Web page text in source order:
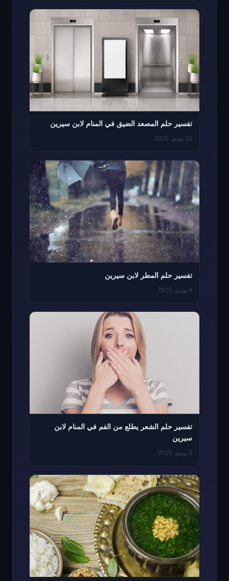
تفسير حلم المصعد الضيق في المنام لابن سيرين
10 يونيو، 2025
تفسير حلم المطر لابن سيرين
4 يونيو، 2025
تفسير حلم الشعر يطلع من الفم في المنام لابن
سيرين
3 يونيو، 2025